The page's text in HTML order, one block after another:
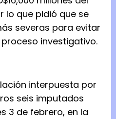
lo que pidió que se
severas para evitar
investigativo.
interpuesta por
seis imputados
3 de febrero, en la